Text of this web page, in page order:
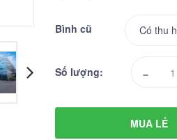
Bình cũ
Số lượng: -
MUA LẺ